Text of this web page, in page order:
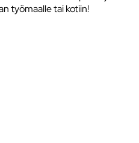
työmaalle tai kotiin!